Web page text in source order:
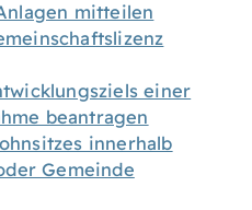
mitteilen
einer
beantragen
innerhalb
Gemeinde